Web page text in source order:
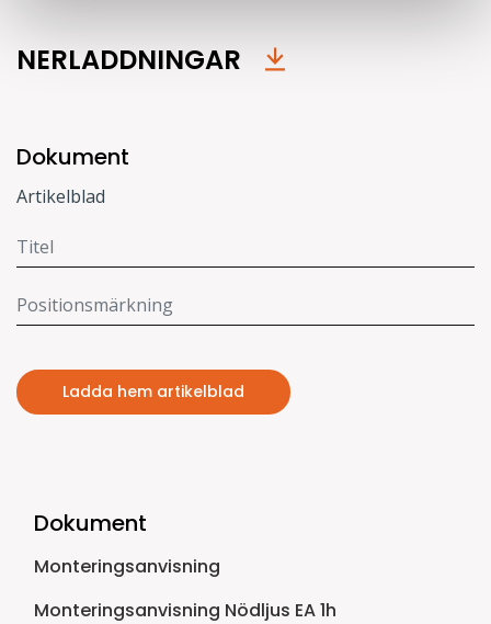
NERLADDNINGAR
Dokument
Artikelblad
Ladda hem artikelblad
Dokument
Monteringsanvisning
Monteringsanvisning Nödljus EA 1h